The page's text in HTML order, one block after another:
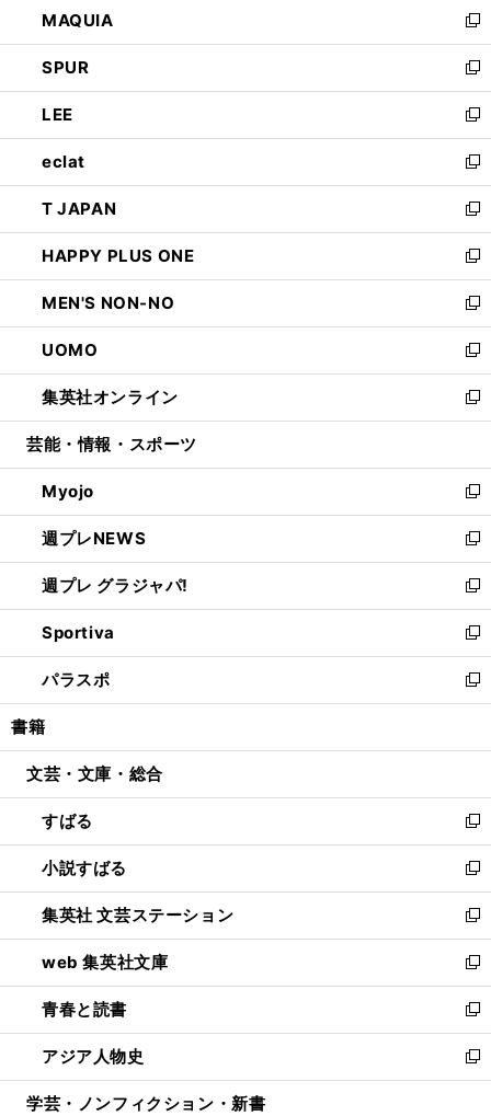
ド
ウ
で
開
く
ィ
ン
ド
ウ
で
開
く
い
ウ
ィ
ン
ド
ウ
で
開
く
MAQUIA
新
し
い
ウ
ィ
ン
ド
ウ
で
開
く
SPUR
新
し
い
ウ
ィ
ン
ド
ウ
で
開
く
LEE
新
し
い
ウ
ィ
ン
ド
ウ
で
開
く
eclat
新
し
い
ウ
ィ
ン
ド
ウ
で
開
く
T JAPAN
新
し
い
ウ
ィ
ン
ド
ウ
で
開
HAPPY PLUS ONE
新
し
い
ウ
ィ
ン
ド
ウ
開
く
MEN'S NON-NO
新
し
い
ウ
ィ
ン
ウ
で
開
く
UOMO
新
し
い
ウ
ン
ド
ウ
で
開
く
集英社オンライン
新
し
ウ
ィ
ン
ド
ウ
で
開
く
芸能・情報・スポーツ
Myojo
新
し
い
ウ
ィ
ン
ド
ウ
で
開
週プレNEWS
新
し
い
ウ
ィ
ン
ド
ウ
開
週プレ グラジャパ!
新
し
い
ウ
ィ
ン
ウ
開
く
Sportiva
新
し
い
ウ
ン
ウ
で
開
く
パラスポ
新
し
ウ
ン
ド
ウ
で
開
く
書籍
文芸・文庫・総合
すばる
新
し
い
ウ
ィ
ン
ド
ウ
で
開
く
小説すばる
新
し
い
ウ
ィ
ン
ド
ウ
で
開
集英社 文芸ステーション
新
し
い
ウ
ィ
ン
ド
ウ
web 集英社文庫
新
し
い
ウ
ィ
ン
青春と読書
新
し
い
ウ
アジア人物史
新
し
学芸・ノンフィクション・新書